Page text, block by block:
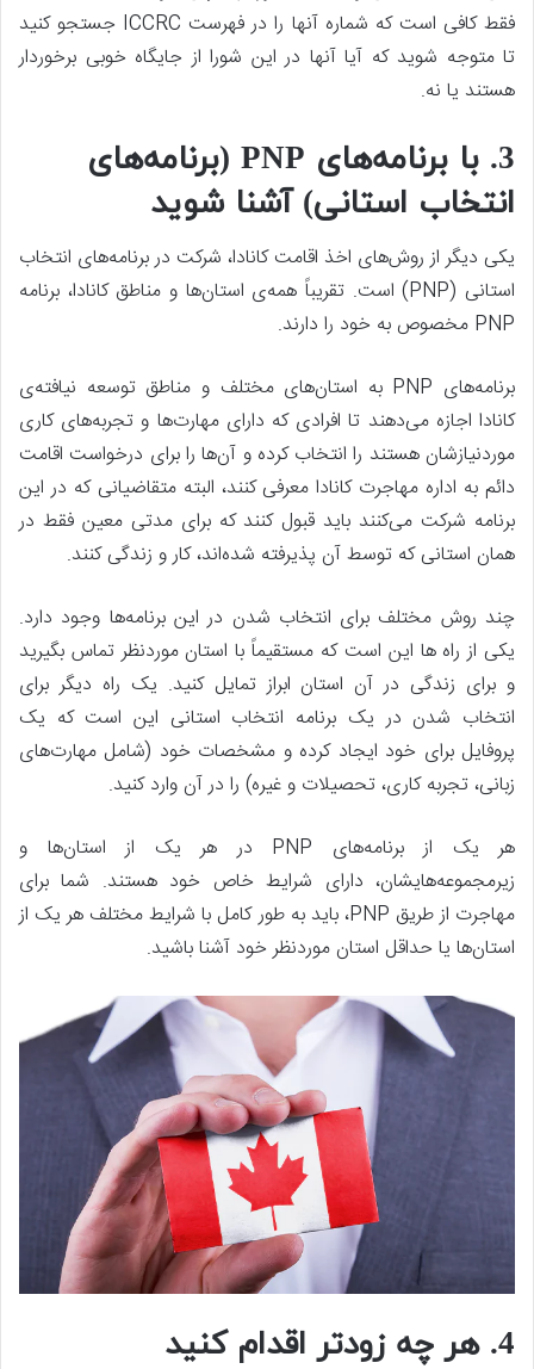
فقط کافی است که شماره آنها را در فهرست ICCRC جستجو کنید
تا متوجه شوید که آیا آنها در این شورا از جایگاه خوبی برخوردار
هستند یا نه.
3. با برنامه‌های PNP (برنامه‌های
انتخاب استانی) آشنا شوید
یکی دیگر از روش‌های اخذ اقامت کانادا، شرکت در برنامه‌های انتخاب
استانی (PNP) است. تقریباً همه‌ی استان‌ها و مناطق کانادا، برنامه
PNP مخصوص به خود را دارند.
برنامه‌های PNP به استان‌های مختلف و مناطق توسعه نیافته‌ی
کانادا اجازه می‌دهند تا افرادی که دارای مهارت‌ها و تجربه‌های کاری
مورد‌نیازشان هستند را انتخاب کرده و آن‌‌ها را برای درخواست اقامت
دائم به اداره مهاجرت کانادا معرفی کنند، البته متقاضیانی که در این
برنامه شرکت می‌کنند باید قبول کنند که برای مدتی معین فقط در
همان استانی که توسط آن پذیرفته شده‌اند، کار و زندگی کنند.
چند روش مختلف برای انتخاب شدن در این برنامه‌ها وجود دارد.
یکی از راه ها این است که مستقیماً با استان موردنظر تماس بگیرید
و برای زندگی در آن استان ابراز تمایل کنید. یک راه دیگر برای
انتخاب شدن در یک برنامه انتخاب استانی این است که یک
پروفایل برای خود ایجاد کرده و مشخصات خود (شامل مهارت‌های
زبانی، تجربه کاری، تحصیلات و غیره) را در آن وارد کنید.
هر یک از برنامه‌های PNP در هر یک از استان‌ها و
زیرمجموعه‌هایشان، دارای شرایط خاص خود هستند. شما برای
مهاجرت از طریق PNP، باید به طور کامل با شرایط مختلف هر یک از
استان‌ها یا حداقل استان موردنظر خود آشنا باشید.
4. هر چه زودتر اقدام کنید